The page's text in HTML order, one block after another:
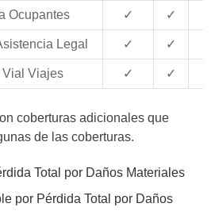
Ocupantes ✓ ✓
Legal ✓ ✓
Vial Viajes ✓ ✓
coberturas adicionales que
de las coberturas.
Total por Daños Materiales
por Pérdida Total por Daños